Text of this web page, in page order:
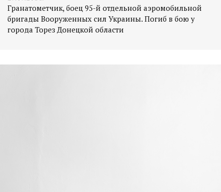
Гранатометчик, боец 95-й отдельной аэромобильной
бригады Вооруженных сил Украины. Погиб в бою у